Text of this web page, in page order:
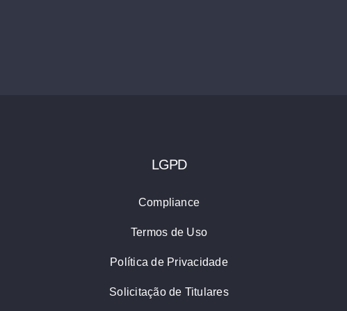
LGPD
Compliance
Termos de Uso
Política de Privacidade
Solicitação de Titulares